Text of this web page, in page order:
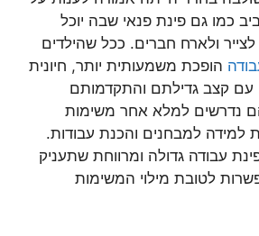
כמו גם פינת פנאי שבה יוכל
ולארח חברים. ככל שהילדים
הופכת משמעותית יותר, חיונית
עם קצב גדילתם והתקדמותם
נדרשים למלא אחר משימות
למידה למבחנים והכנת עבודות.
עבודה גדולה ומרווחת שתעניק
לטובת מילוי המשימות